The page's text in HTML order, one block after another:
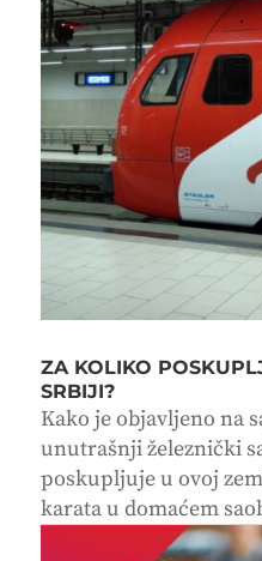
ZA KOLIKO
SRBIJI?
Kako je objavljeno na
unutrašnji železnički
poskupljuje u ovoj
karata u domaćem